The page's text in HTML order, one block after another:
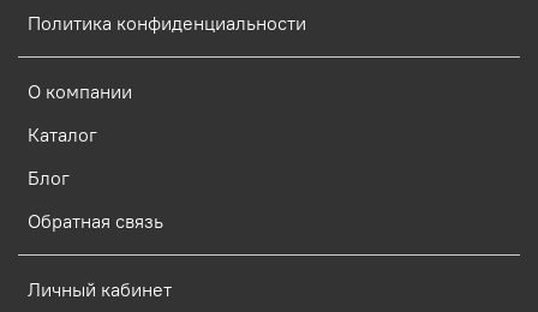
Политика конфиденциальности
О компании
Каталог
Блог
Обратная связь
Личный кабинет